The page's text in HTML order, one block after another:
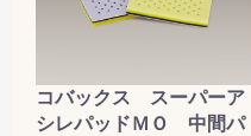
コバックス スーパーア
シレパッドＭＯ 中間パ